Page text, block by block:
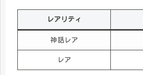
レアリティ
神話レア
レア